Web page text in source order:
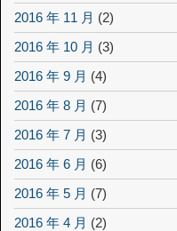
2016 年 11 月 (2)
2016 年 10 月 (3)
2016 年 9 月 (4)
2016 年 8 月 (7)
2016 年 7 月 (3)
2016 年 6 月 (6)
2016 年 5 月 (7)
2016 年 4 月 (2)